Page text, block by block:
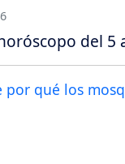
del 5